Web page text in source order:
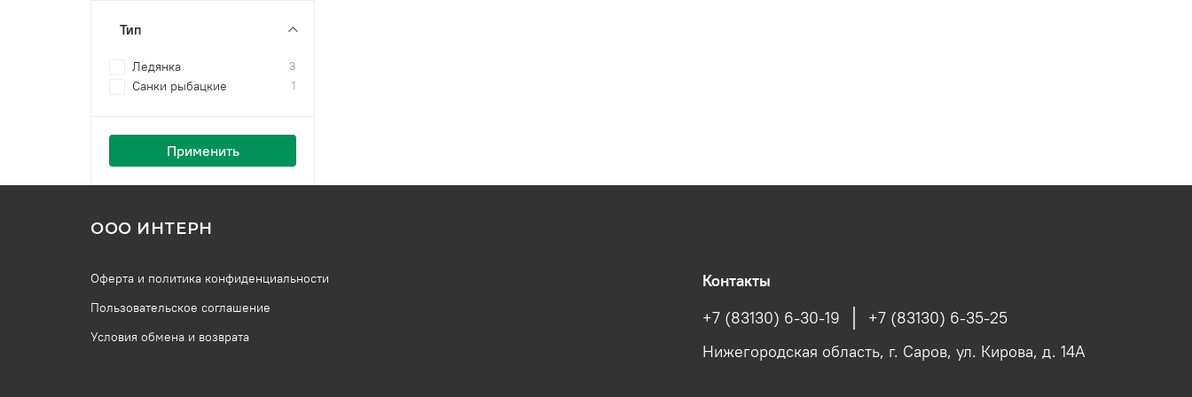
Тип
Ледянка 3
Санки рыбацкие 1
Применить
ООО ИНТЕРН
Оферта и политика конфиденциальности
Пользовательское соглашение
Условия обмена и возврата
Контакты
+7 (83130) 6-30-19
+7 (83130) 6-35-25
Нижегородская область, г. Саров, ул. Кирова, д. 14А